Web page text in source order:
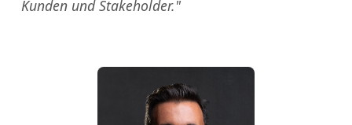
Kunden und Stakeholder."